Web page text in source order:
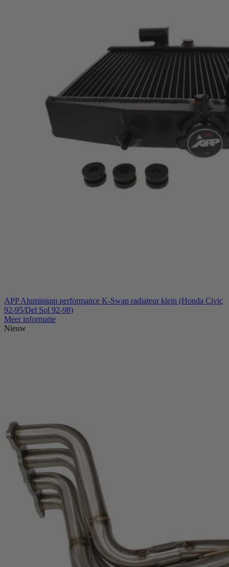
APP Aluminium performance K-Swap radiateur klein (Honda Civic
92-95/Del Sol 92-98)
Meer informatie
Nieuw